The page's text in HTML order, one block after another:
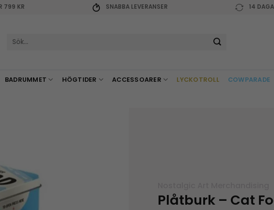
799 KR SNABBA LEVERANSER 14
Sök
BADRUMMET HÖGTIDER ACCESSOARER LYCKOTROLL COWPARADE
Plåtburk – Cat